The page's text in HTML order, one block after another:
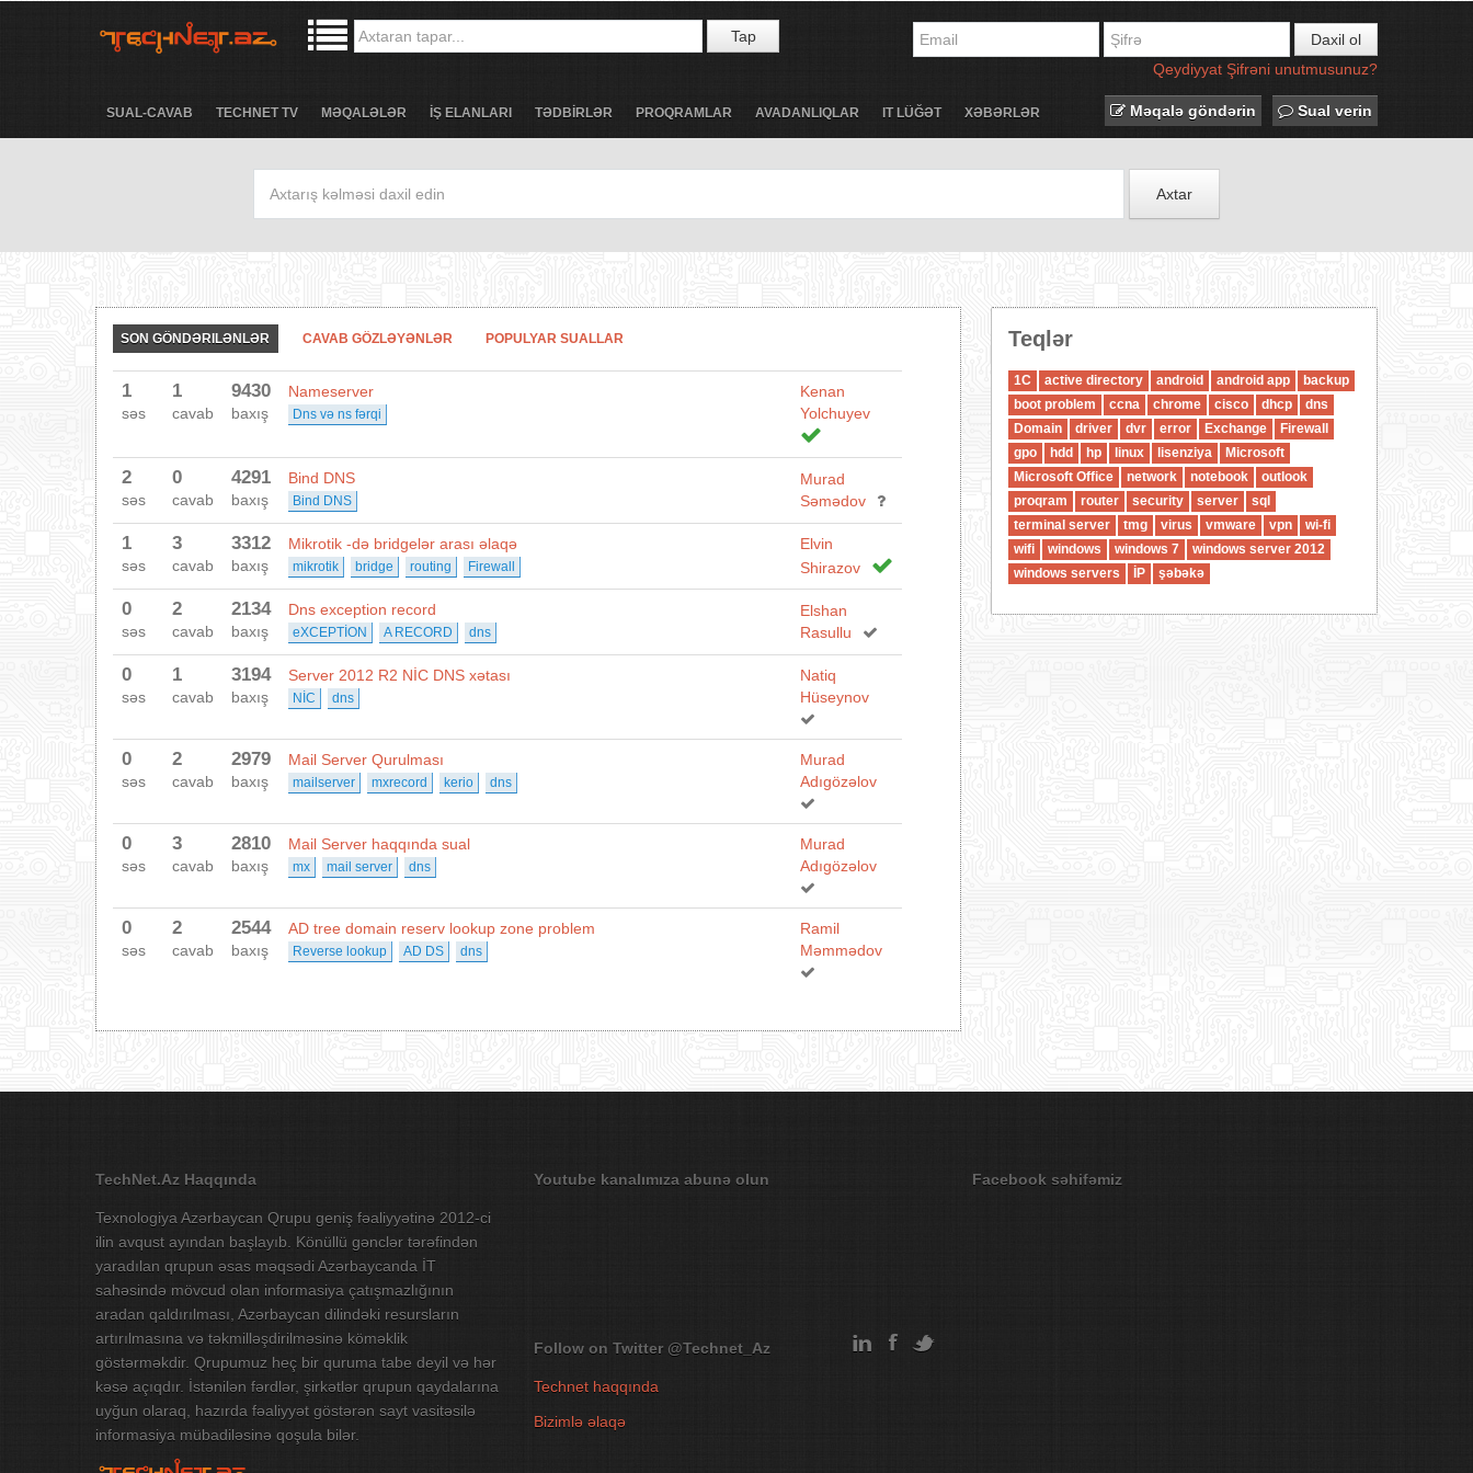
Tap
Daxil ol
Qeydiyyat Şifrəni unutmusunuz?
SUAL-CAVAB TECHNET TV MƏQALƏLƏR İŞ ELANLARI TƏDBİRLƏR PROQRAMLAR AVADANLIQLAR IT LÜĞƏT XƏBƏRLƏR Məqalə göndərin Sual verin
Axtar
SON GÖNDƏRILƏNLƏR CAVAB GÖZLƏYƏNLƏR POPULYAR SUALLAR
1
səs
1
cavab
9430
baxış
Nameserver
Dns və ns fərqi
Kenan
Yolchuyev
2
səs
0
cavab
4291
baxış
Bind DNS
Bind DNS
Murad
Səmədov
1
səs
3
cavab
3312
baxış
Mikrotik -də bridgelər arası əlaqə
mikrotik bridge routing Firewall
Elvin
Shirazov
0
səs
2
cavab
2134
baxış
Dns exception record
eXCEPTİON A RECORD dns
Elshan
Rasullu
0
səs
1
cavab
3194
baxış
Server 2012 R2 NİC DNS xətası
NİC dns
Natiq
Hüseynov
0
səs
2
cavab
2979
baxış
Mail Server Qurulması
mailserver mxrecord kerio dns
Murad
Adıgözəlov
0
səs
3
cavab
2810
baxış
Mail Server haqqında sual
mx mail server dns
Murad
Adıgözəlov
0
səs
2
cavab
2544
baxış
AD tree domain reserv lookup zone problem
Reverse lookup AD DS dns
Ramil
Məmmədov
Teqlər
1C active directory android android app
backup
boot problem
ccna chrome cisco dhcp
dns
Domain
driver dvr error Exchange
Firewall
gpo
hdd hp linux lisenziya
Microsoft
Microsoft Office
network notebook
outlook
proqram
router security server
sql
terminal server
tmg virus vmware vpn
wi-fi
wifi
windows windows 7
windows server 2012
windows servers
İP şəbəkə
TechNet.Az Haqqında
Texnologiya Azərbaycan Qrupu geniş fəaliyyətinə 2012-ci
ilin avqust ayından başlayıb. Könüllü gənclər tərəfindən
yaradılan qrupun əsas məqsədi Azərbaycanda İT
sahəsində mövcud olan informasiya çatışmazlığının
aradan qaldırılması, Azərbaycan dilindəki resursların
artırılmasına və təkmilləşdirilməsinə köməklik
göstərməkdir. Qrupumuz heç bir quruma tabe deyil və hər
kəsə açıqdır. İstənilən fərdlər, şirkətlər qrupun qaydalarına
uyğun olaraq, hazırda fəaliyyət göstərən sayt vasitəsilə
informasiya mübadiləsinə qoşula bilər.
Youtube kanalımıza abunə olun
Follow on Twitter @Technet_Az
Technet haqqında
Bizimlə əlaqə
Facebook səhifəmiz